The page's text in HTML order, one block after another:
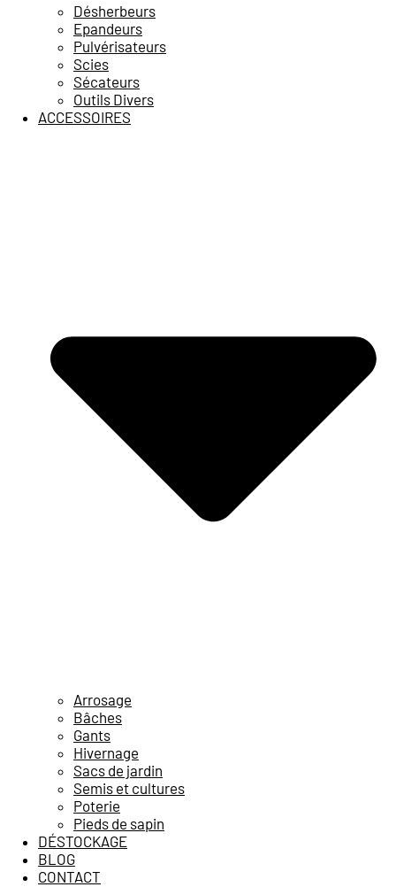
Désherbeurs
Epandeurs
Pulvérisateurs
Scies
Sécateurs
Outils Divers
ACCESSOIRES
Arrosage
Bâches
Gants
Hivernage
Sacs de jardin
Semis et cultures
Poterie
Pieds de sapin
DÉSTOCKAGE
BLOG
CONTACT